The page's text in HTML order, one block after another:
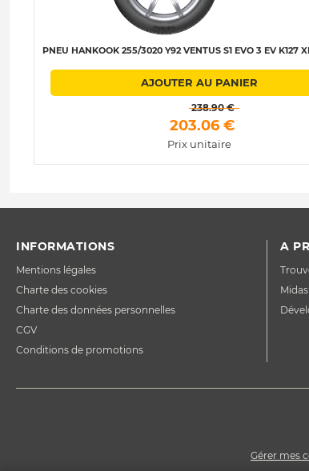
PNEU HANKOOK 255/3020 Y92 VENTUS S1 EVO 3 EV K127
AJOUTER AU PANIER
238.90 €
203.06 €
Prix unitaire
INFORMATIONS
Mentions légales
Charte des cookies
Charte des données personnelles
CGV
Conditions de promotions
A
Gérer mes